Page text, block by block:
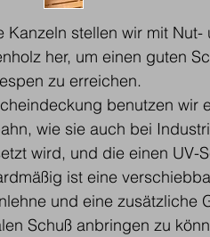
Kanzeln stellen wir mit
her, um einen guten
zu erreichen.
benutzen wir
wie sie auch bei
wird, und die einen UV-
ist eine
und eine zusätzliche
Schuß anbringen zu